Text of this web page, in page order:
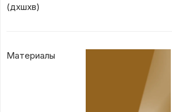
(дхшхв)
Материалы